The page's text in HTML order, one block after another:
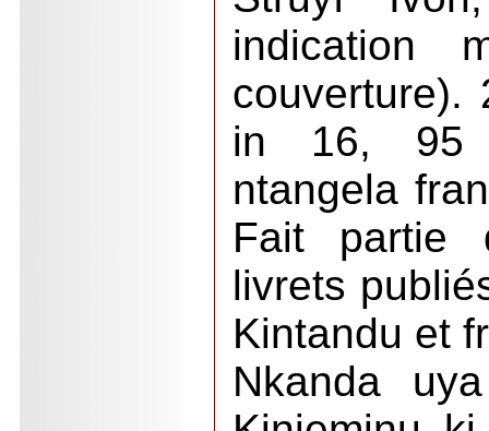
indication
couverture).
in 16, 95
ntangela
Fait partie
livrets
Kintandu et
Nkanda